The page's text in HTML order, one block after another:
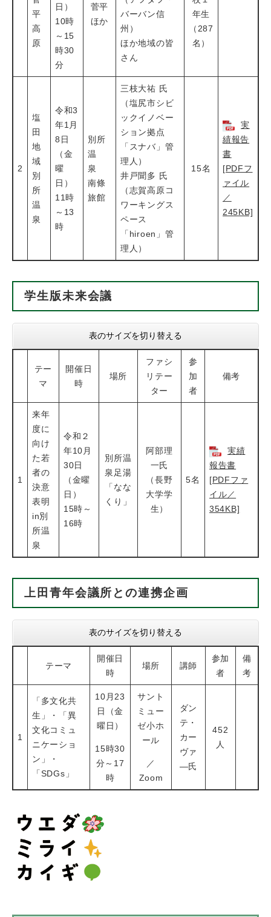
平
高
原
日）
10時
～15
時30
分
菅平
ほか
バーバン信
州）
ほか地域の皆
さん
年生
（287
名）
2
塩
田
地
域
別
所
温
泉
令和3
年1月
8日
（金
曜
日）
11時
～13
時
別所
温
泉
南條
旅館
三枝大祐 氏
（塩尻市シビ
ックイノベー
ション拠点
「スナバ」管
理人）
井戸聞多 氏
（志賀高原コ
ワーキングス
ペース
「hiroen」管
理人）
15名
実
績報告
書
[PDFフ
ァイル
／
245KB]
学生版未来会議
表のサイズを切り替える
テー
マ
開催日
時
場所
ファシ
リテー
ター
参
加
者
備考
1
来年
度に
向け
た若
者の
決意
表明
in別
所温
泉
令和２
年10月
30日
（金曜
日）
15時～
16時
別所温
泉足湯
「なな
くり」
阿部理
一氏
（長野
大学学
生）
5名
実績
報告書
[PDFファ
イル／
354KB]
上田青年会議所との連携企画
表のサイズを切り替える
テーマ
開催日
時
場所 講師
参加
者
備
考
1
「多文化共
生」・「異
文化コミュ
ニケーショ
ン」・
「SDGs」
10月23
日（金
曜日）
15時30
分～17
時
サント
ミュー
ゼ小ホ
ール
／
Zoom
ダン
テ・
カー
ヴァ
―氏
452
人